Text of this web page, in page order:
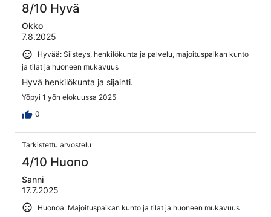
8/10 Hyvä
Okko
7.8.2025
Hyvää: Siisteys, henkilökunta ja palvelu, majoituspaikan kunto
ja tilat ja huoneen mukavuus
Hyvä henkilökunta ja sijainti.
Yöpyi 1 yön elokuussa 2025
0
Tarkistettu arvostelu
4/10 Huono
Sanni
17.7.2025
Huonoa: Majoituspaikan kunto ja tilat ja huoneen mukavuus